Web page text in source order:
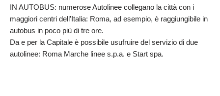
IN AUTOBUS: numerose Autolinee collegano la città con i
maggiori centri dell’Italia: Roma, ad esempio, è raggiungibile in
autobus in poco più di tre ore.
Da e per la Capitale è possibile usufruire del servizio di due
autolinee: Roma Marche linee s.p.a. e Start spa.